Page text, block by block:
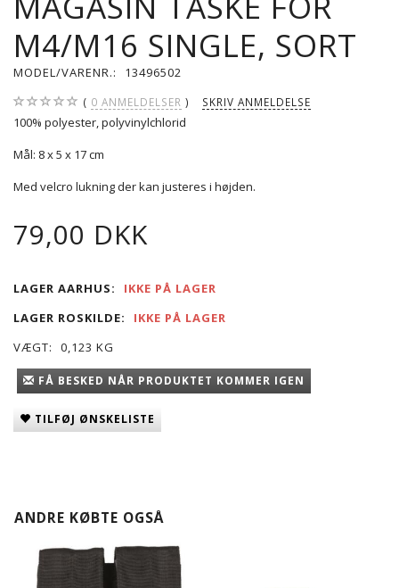
M4/M16 SINGLE, SORT
MODEL/VARENR.: 13496502
0 ANMELDELSER SKRIV ANMELDELSE
100% polyester, polyvinylchlorid
Mål: 8x 5 x 17 cm
Med velcro lukning der kan justeres i højden.
79,00 DKK
LAGER AARHUS:
IKKE PÅ LAGER
LAGER ROSKILDE:
IKKE PÅ LAGER
VÆGT:
0,123 KG
FÅ BESKED NÅR PRODUKTET KOMMER IGEN
TILFØJ ØNSKELISTE
ANDRE KØBTE OGSÅ